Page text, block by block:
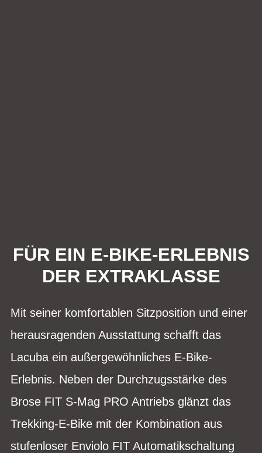
FÜR EIN E-BIKE-ERLEBNIS
DER EXTRAKLASSE
Mit seiner komfortablen Sitzposition und einer
herausragenden Ausstattung schafft das
Lacuba ein außergewöhnliches E-Bike-
Erlebnis. Neben der Durchzugsstärke des
Brose FIT S-Mag PRO Antriebs glänzt das
Trekking-E-Bike mit der Kombination aus
stufenloser Enviolo FIT Automatikschaltung